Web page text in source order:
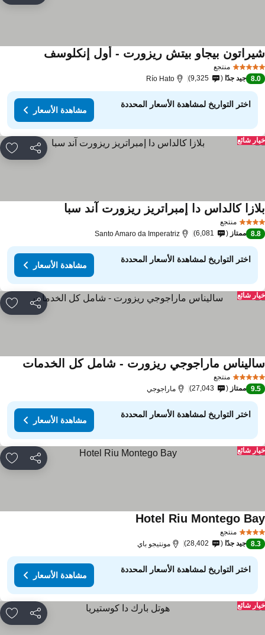
منتجع
بيجاو بيتش ريزورت - أول إنكلوسف
8.0 جيد جدًا 9,325
Río Hato
اختر التواريخ لمشاهدة الأسعار المحددة
مشاهدة الأسعار
مشاركة
شائع
منتجع
كالداس دا إمبراتريز ريزورت آند سبا
8.8 ممتاز 6,081
Santo Amaro da Imperatriz
اختر التواريخ لمشاهدة الأسعار المحددة
مشاهدة الأسعار
مشاركة
شائع
منتجع
ماراجوجي ريزورت - شامل كل الخدمات
9.5 ممتاز 27,043 ماراجوجي
اختر التواريخ لمشاهدة الأسعار المحددة
مشاهدة الأسعار
مشاركة
شائع
منتجع
Hotel Riu Montego
8.3 جيد جدًا 28,402 مونتيجو باي
اختر التواريخ لمشاهدة الأسعار المحددة
مشاهدة الأسعار
مشاركة
شائع